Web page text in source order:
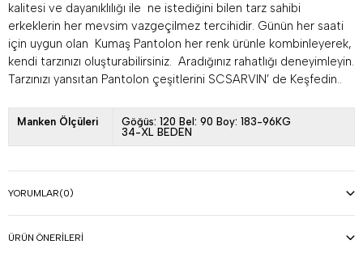
kalitesi ve dayanıklılığı ile ne istediğini bilen tarz sahibi
erkeklerin her mevsim vazgeçilmez tercihidir. Günün her saati
için uygun olan Kumaş Pantolon her renk ürünle kombinleyerek,
kendi tarzınızı oluşturabilirsiniz. Aradığınız rahatlığı deneyimleyin.
Tarzınızı yansıtan Pantolon çeşitlerini SCSARVIN’ de Keşfedin..
Manken Ölçüleri
Göğüs: 120 Bel: 90 Boy: 183-96KG
34-XL BEDEN
YORUMLAR(0)
ÜRÜN ÖNERILERI